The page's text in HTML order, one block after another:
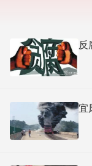
反
宜